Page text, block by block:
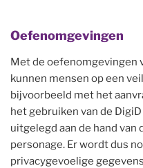
Oefenomgevingen
Met de oefenomgevingen
kunnen mensen op een
bijvoorbeeld met het
het gebruiken van de
uitgelegd aan de hand van
personage. Er wordt dus
privacygevoelige